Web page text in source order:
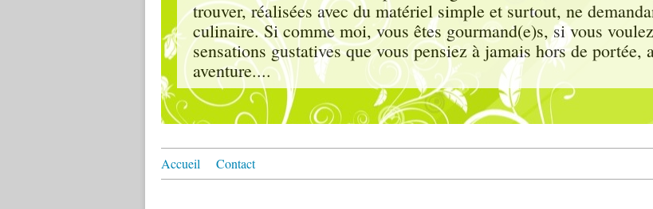
trouver, réalisées avec du matériel simple et surtout, ne
culinaire. Si comme moi, vous êtes gourmand(e)s, si vous
sensations gustatives que vous pensiez à jamais hors de portée,
aventure....
Accueil Contact